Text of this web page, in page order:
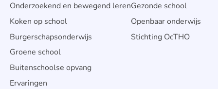
Onderzoekend en bewegend leren
Koken op school
Burgerschapsonderwijs
Groene school
Buitenschoolse opvang
Ervaringen
Gezonde school
Openbaar onderwijs
Stichting OcTHO